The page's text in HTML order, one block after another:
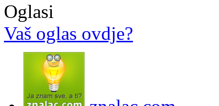
Oglasi
Vaš oglas ovdje?